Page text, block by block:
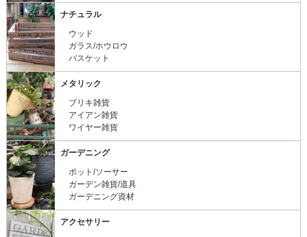
ナチュラル
ウッド
ガラス/ホウロウ
バスケット
メタリック
ブリキ雑貨
アイアン雑貨
ワイヤー雑貨
ガーデニング
ポット/ソーサー
ガーデン雑貨/道具
ガーデニング資材
アクセサリー